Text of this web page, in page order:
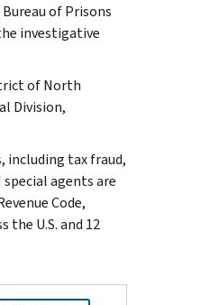
of Prisons
investigative
of North
Division,
including tax fraud,
agents are
Code,
U.S. and 12